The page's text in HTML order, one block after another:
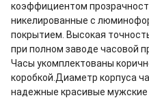
коэффициентом
никелированные с
покрытием. Высокая
при полном заводе часовой
Часы укомплектованы
коробкой.Диаметр корпуса
надежные красивые мужские